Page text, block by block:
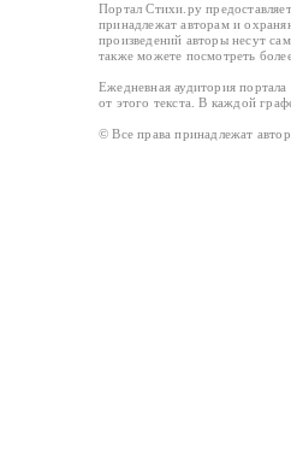
Портал Стихи.ру
принадлежат авторам и
произведений авторы несут
также можете посмотреть
Ежедневная аудитория
от этого текста. В каждой
© Все права принадлежат